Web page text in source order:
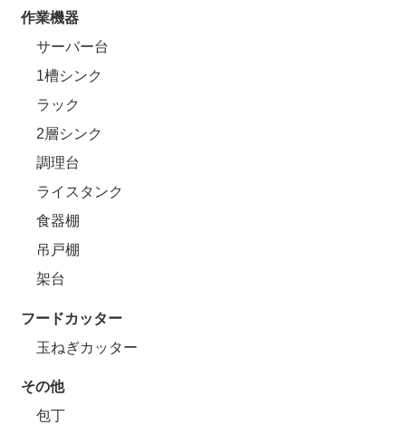
作業機器
サーバー台
1槽シンク
ラック
2層シンク
調理台
ライスタンク
食器棚
吊戸棚
架台
フードカッター
玉ねぎカッター
その他
包丁